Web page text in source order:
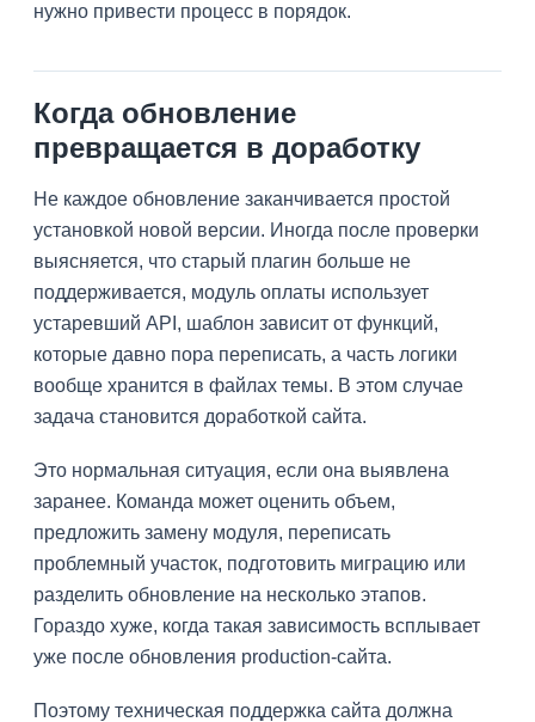
нужно привести процесс в порядок.
Когда обновление
превращается в доработку
Не каждое обновление заканчивается простой
установкой новой версии. Иногда после проверки
выясняется, что старый плагин больше не
поддерживается, модуль оплаты использует
устаревший API, шаблон зависит от функций,
которые давно пора переписать, а часть логики
вообще хранится в файлах темы. В этом случае
задача становится доработкой сайта.
Это нормальная ситуация, если она выявлена
заранее. Команда может оценить объем,
предложить замену модуля, переписать
проблемный участок, подготовить миграцию или
разделить обновление на несколько этапов.
Гораздо хуже, когда такая зависимость всплывает
уже после обновления production-сайта.
Поэтому техническая поддержка сайта должна